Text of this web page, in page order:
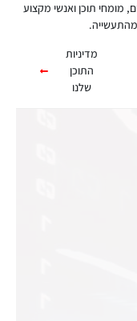
מומחי תוכן ואנשי מקצוע
מהתעשייה.
מדיניות
התוכן
שלנו